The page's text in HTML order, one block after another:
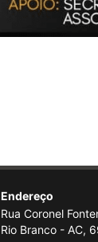
Endereço
Rua Coronel
Rio Branco - AC,